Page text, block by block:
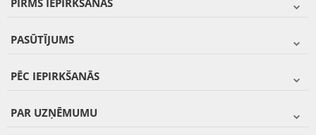
PIRMS IEPIRKŠANĀS
PASŪTĪJUMS
PĒC IEPIRKŠANĀS
PAR UZŅĒMUMU